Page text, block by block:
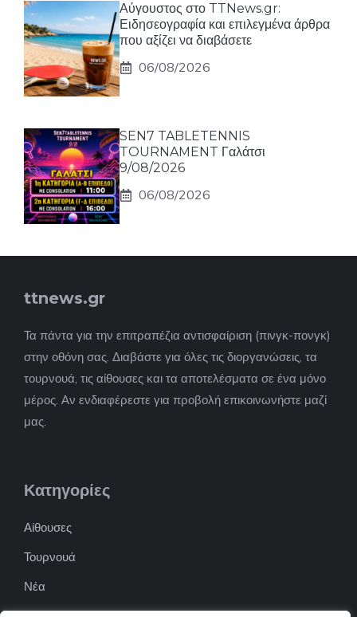
Αύγουστος στο TTNews.gr:
Ειδησεογραφία και επιλεγμένα άρθρα
που αξίζει να διαβάσετε
06/08/2026
SEN7 TABLETENNIS
TOURNAMENT Γαλάτσι
9/08/2026
06/08/2026
ttnews.gr
Τα πάντα για την επιτραπέζια αντισφαίριση (πινγκ-πονγκ)
στην οθόνη σας. Διαβάστε για όλες τις διοργανώσεις, τα
τουρνουά, τις αίθουσες και τα αποτελέσματα σε ένα μόνο
μέρος. Αν ενδιαφέρεστε για προβολή επικοινωνήστε μαζί
μας.
Κατηγορίες
Αίθουσες
Τουρνουά
Νέα